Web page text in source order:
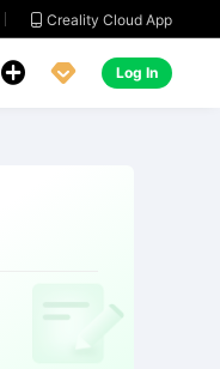
 Creality Cloud App
  Log In